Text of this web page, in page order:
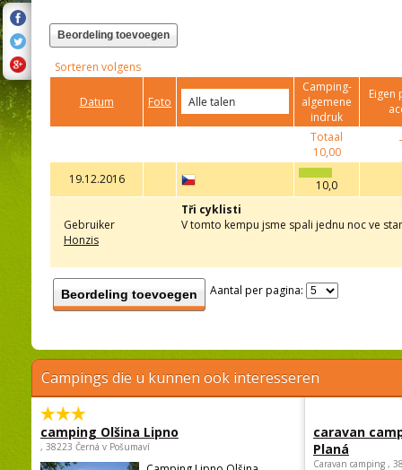
Beordeling toevoegen
Sorteren volgens
Datum Foto
Camping-
algemene
indruk
Eigen
Totaal
10,00
19.12.2016 10,0
Gebruiker
Honzis
Tři cyklisti
V tomto kempu jsme spali jednu noc ve
Beordeling toevoegen Aantal per pagina:
Campings die u kunnen ook interesseren
camping Olšina Lipno
, 38223 Černá v Pošumaví
caravan
Planá
Caravan camping ,